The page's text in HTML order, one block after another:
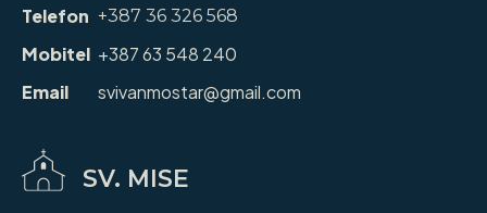
Telefon +387 36 326 568
Mobitel +387 63 548 240
Email
svivanmostar@gmail.com
SV. MISE